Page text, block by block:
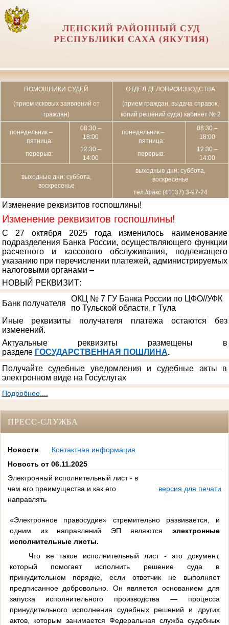
ЛЕНСКИЙ РАЙОННЫЙ СУД
РЕСПУБЛИКИ САХА (ЯКУТИЯ)
ПОМОЩНИКИ СУДЕЙ
(прием исковых заявлений от
граждан)
ОТДЕЛ ДЕЛОПРОИЗВОДСТВА
(прием граждан, выдача справок,
копий решений суда) кабинет № 2
понедельник –
пятница:
перерыв:
08:30 –
18:00
12:30 –
14:00
понедельник –
пятница:
перерыв:
08:30 –
18:00
12:30 –
14:00
выходные дни: суббота,
воскресенье
выходные дни: суббота,
воскресенье
тел./факс (41137) 3-97-24
Изменение реквизитов госпошлины!
Изменение реквизитов госпошлины!
С 27 октября 2025 года изменилось наименование
подразделения Банка России, осуществляющего функции
расчетного и кассового обслуживания, подлежащего
указанию при перечислении платежей, администрируемых
налоговыми органами –
НОВЫЙ РЕКВИЗИТ:
Банк получателя
ОКЦ № 7 ГУ Банка России по ЦФО//УФК
по Тульской области, г Тула
Иные реквизиты получателя платежа остаются без
изменений.
Актуальные реквизиты размещены в
разделе ГОСУДАРСТВЕННАЯ ПОШЛИНА.
Получайте судебные уведомления и судебные акты в
электронном виде на Госуслугах
Подробнее....
ПРЕСС-СЛУЖБА
Новости
Контактная информация
Новость от 06.11.2025
Электронный исполнительный лист - в
чем его преимущества и как его
направлять
версия для печати
«Электронное правосудие» стремительно развивается, и
одним из направлений ЭП являются электронные
исполнительные листы.
Что же такое исполнительный лист - это документ,
который помогает исполнить решение суда в
принудительном порядке, если ответчик не выполняет
предписанное добровольно. Он является основанием для
запуска исполнительного производства — процесса
принудительного исполнения судебных решений и других
актов, которым занимается Федеральная служба судебных